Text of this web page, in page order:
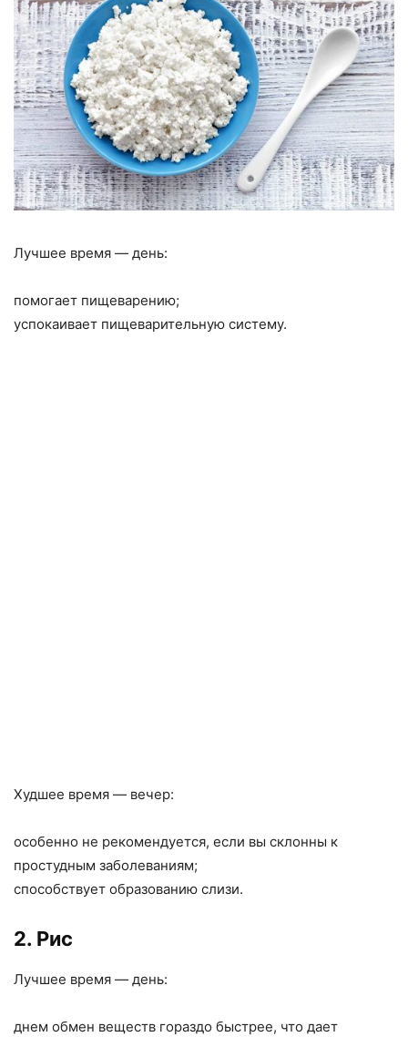
Лучшее время — день:
помогает пищеварению;
успокаивает пищеварительную систему.
Худшее время — вечер:
особенно не рекомендуется, если вы склонны к
простудным заболеваниям;
способствует образованию слизи.
2. Рис
Лучшее время — день:
днем обмен веществ гораздо быстрее, что дает